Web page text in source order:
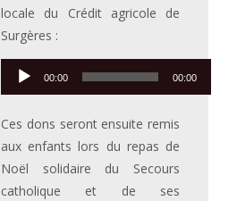
locale du Crédit agricole de
Surgères :
Lecteur
audio
00:00 00:00
Ces dons seront ensuite remis
aux enfants lors du repas de
Noël solidaire du Secours
catholique et de ses